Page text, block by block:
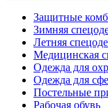
Защитные
Зимняя
Летняя
Медицинская
Одежда для
Одежда для
Постельные
Рабочая обувь